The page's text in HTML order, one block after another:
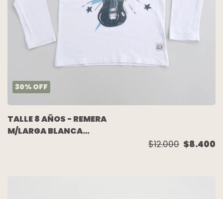
30% OFF
TALLE 8 AÑOS - REMERA
M/LARGA BLANCA
$12.000 $8.400